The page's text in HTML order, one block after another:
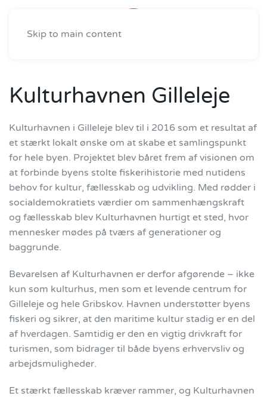
Skip to main content
Kulturhavnen Gilleleje
Kulturhavnen i Gilleleje blev til i 2016 som et resultat af
et stærkt lokalt ønske om at skabe et samlingspunkt
for hele byen. Projektet blev båret frem af visionen om
at forbinde byens stolte fiskerihistorie med nutidens
behov for kultur, fællesskab og udvikling. Med rødder i
socialdemokratiets værdier om sammenhængskraft
og fællesskab blev Kulturhavnen hurtigt et sted, hvor
mennesker mødes på tværs af generationer og
baggrunde.
Bevarelsen af Kulturhavnen er derfor afgørende – ikke
kun som kulturhus, men som et levende centrum for
Gilleleje og hele Gribskov. Havnen understøtter byens
fiskeri og sikrer, at den maritime kultur stadig er en del
af hverdagen. Samtidig er den en vigtig drivkraft for
turismen, som bidrager til både byens erhvervsliv og
arbejdsmuligheder.
Et stærkt fællesskab kræver rammer, og Kulturhavnen